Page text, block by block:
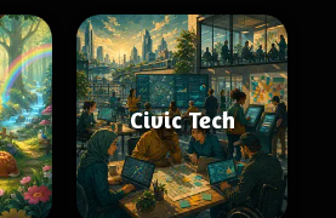
Civic Tech